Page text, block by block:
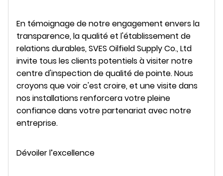
En témoignage de notre engagement envers la
transparence, la qualité et l'établissement de
relations durables, SVES Oilfield Supply Co., Ltd
invite tous les clients potentiels à visiter notre
centre d'inspection de qualité de pointe. Nous
croyons que voir c'est croire, et une visite dans
nos installations renforcera votre pleine
confiance dans votre partenariat avec notre
entreprise.
Dévoiler l’excellence